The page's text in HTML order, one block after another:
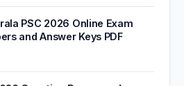
PSC 2026 Online Exam
and Answer Keys PDF